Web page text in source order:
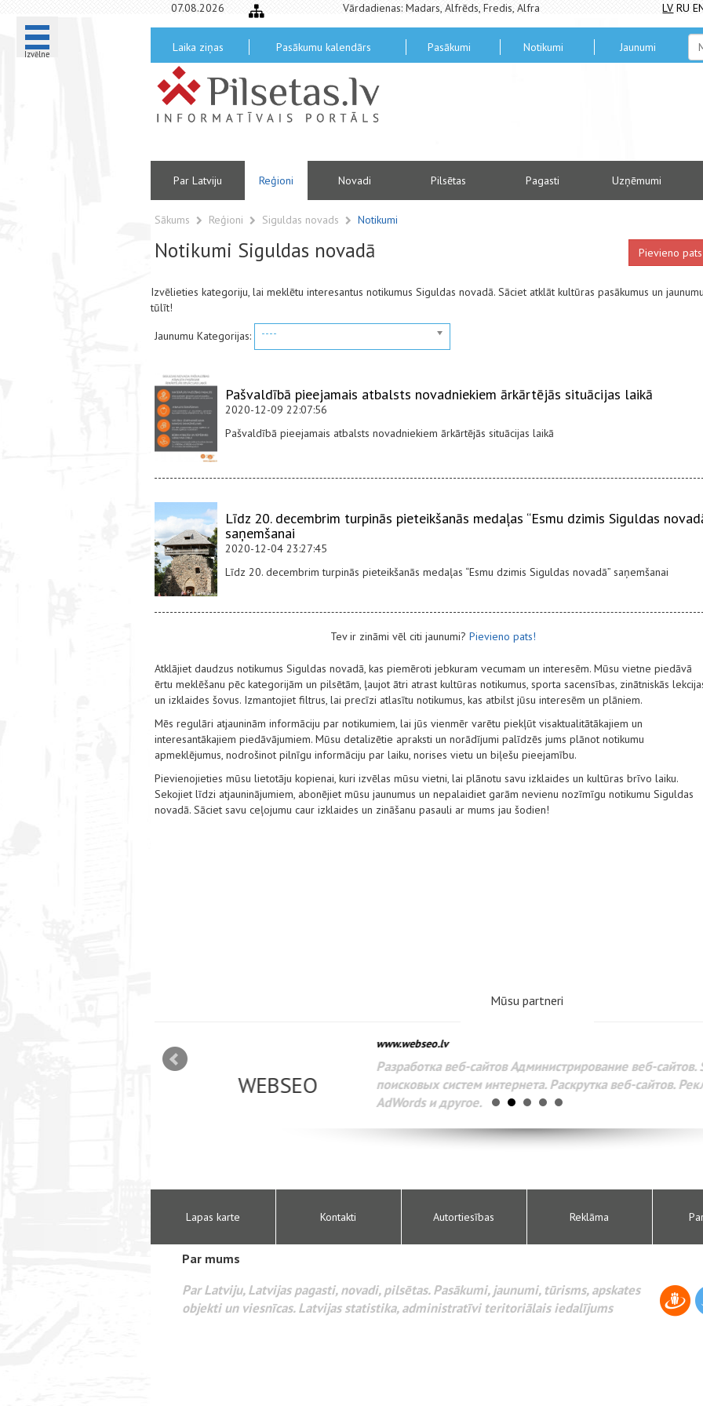
Izvēlne
07.08.2026 Vārdadienas: Madars, Alfrēds, Fredis, Alfra LV RU
Laika ziņas Pasākumu kalendārs Pasākumi Notikumi Jaunumi
Par Latviju Reģioni Novadi Pilsētas Pagasti Uzņēmumi
Sākums Reģioni Siguldas novads Notikumi
Notikumi Siguldas novadā Pievieno
Izvēlieties kategoriju, lai meklētu interesantus notikumus Siguldas novadā. Sāciet atklāt kultūras pasākumus un
tūlīt!
Jaunumu Kategorijas:
----
Pašvaldībā pieejamais atbalsts novadniekiem ārkārtējās situācijas laikā
2020-12-09 22:07:56
Pašvaldībā pieejamais atbalsts novadniekiem ārkārtējās situācijas laikā
Līdz 20. decembrim turpinās pieteikšanās medaļas “Esmu dzimis Siguldas
saņemšanai
2020-12-04 23:27:45
Līdz 20. decembrim turpinās pieteikšanās medaļas “Esmu dzimis Siguldas novadā” saņemšanai
Tev ir zināmi vēl citi jaunumi? Pievieno pats!
Atklājiet daudzus notikumus Siguldas novadā, kas piemēroti jebkuram vecumam un interesēm. Mūsu vietne piedāvā
ērtu meklēšanu pēc kategorijām un pilsētām, ļaujot ātri atrast kultūras notikumus, sporta sacensības, zinātniskās
un izklaides šovus. Izmantojiet filtrus, lai precīzi atlasītu notikumus, kas atbilst jūsu interesēm un plāniem.
Mēs regulāri atjauninām informāciju par notikumiem, lai jūs vienmēr varētu piekļūt visaktualitātākajiem un
interesantākajiem piedāvājumiem. Mūsu detalizētie apraksti un norādījumi palīdzēs jums plānot notikumu
apmeklējumus, nodrošinot pilnīgu informāciju par laiku, norises vietu un biļešu pieejamību.
Pievienojieties mūsu lietotāju kopienai, kuri izvēlas mūsu vietni, lai plānotu savu izklaides un kultūras brīvo laiku.
Sekojiet līdzi atjauninājumiem, abonējiet mūsu jaunumus un nepalaidiet garām nevienu nozīmīgu notikumu Siguldas
novadā. Sāciet savu ceļojumu caur izklaides un zināšanu pasauli ar mums jau šodien!
Mūsu partneri
WEBSEO
www.webseo.lv
Разработка веб-сайтов Администрирование веб-сайтов.
поисковых систем интернета. Раскрутка веб-сайтов.
AdWords и другое.
Lapas karte Kontakti Autortiesības Reklāma
Par mums
Par Latviju, Latvijas pagasti, novadi, pilsētas. Pasākumi, jaunumi, tūrisms, apskates
objekti un viesnīcas. Latvijas statistika, administratīvi teritoriālais iedalījums